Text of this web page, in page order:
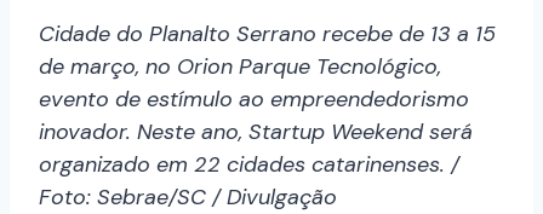
Cidade do Planalto Serrano recebe de 13 a 15
de março, no Orion Parque Tecnológico,
evento de estímulo ao empreendedorismo
inovador. Neste ano, Startup Weekend será
organizado em 22 cidades catarinenses. /
Foto: Sebrae/SC / Divulgação